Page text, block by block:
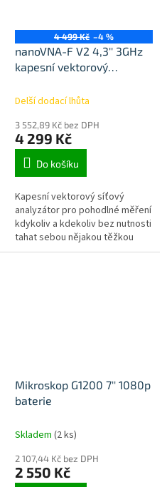
4 499 Kč –4 %
nanoVNA-F V2 4,3'' 3GHz
kapesní vektorový
Delší dodací lhůta
3 552,89 Kč bez DPH
4 299 Kč
Do košíku
Kapesní vektorový síťový
analyzátor pro pohodlné měření
kdykoliv a kdekoliv bez nutnosti
tahat sebou nějakou těžkou
bednu. Aktuálně asi nejlepší
Mikroskop G1200 7'' 1080p
baterie
Skladem (2 ks)
2 107,44 Kč bez DPH
2 550 Kč